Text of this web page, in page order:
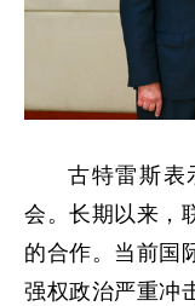
古特雷斯表
会。长期以来，
的合作。当前国
强权政治严重冲